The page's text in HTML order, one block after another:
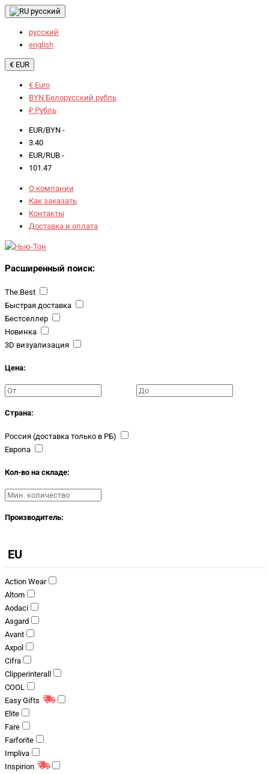
русский
русский
english
€ EUR
€ Euro
BYN Белорусский рубль
₽ Рубль
EUR/BYN -
3.40
EUR/RUB -
101.47
О компании
Как заказать
Контакты
Доставка и оплата
Расширенный поиск:
The.Best
Быстрая доставка
Бестселлер
Новинка
3D визуализация
Цена:
Страна:
Россия (доставка только в РБ)
Европа
Кол-во на складе:
Производитель:
EU
Action Wear
Altom
Aodaci
Asgard
Avant
Axpol
Cifra
Clipperinterall
COOL
Easy Gifts
Elite
Fare
Farforite
Impliva
Inspirion